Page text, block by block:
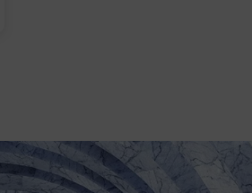
dopasowanych do Twojej
Aplikacja jest intuicyjna – klej
styk. Cały proces można wykonać